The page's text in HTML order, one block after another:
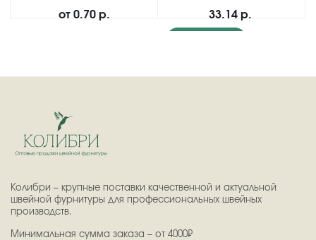
от 0.70 р. 33.14 р.
Колибри – крупные поставки качественной и актуальной
швейной фурнитуры для профессиональных швейных
производств.
Минимальная сумма заказа – от 4000₽